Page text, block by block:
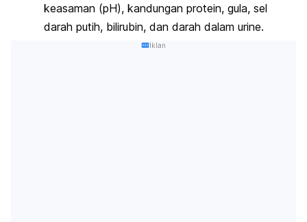
keasaman (pH), kandungan protein, gula, sel
darah putih, bilirubin, dan darah dalam urine.
Iklan